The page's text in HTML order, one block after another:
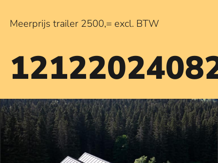
Meerprijs trailer 2500,= excl. BTW